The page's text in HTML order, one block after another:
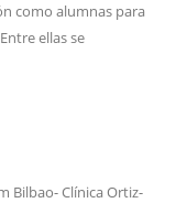
como alumnas para
ellas se
Bilbao- Clínica Ortiz-